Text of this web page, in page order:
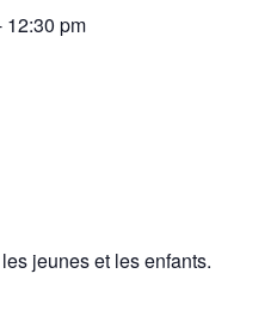
12:30 pm
jeunes et les enfants.